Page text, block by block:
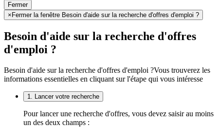
Fermer
× Fermer la fenêtre Besoin d'aide sur la recherche d'offres d'emploi ?
Besoin d'aide sur la recherche d'offres
d'emploi ?
Besoin d'aide sur la recherche d'offres d'emploi ?Vous trouverez les
informations essentielles en cliquant sur l'étape qui vous intéresse
1. Lancer votre recherche
Pour lancer une recherche d'offres, vous devez saisir au moins
un des deux champs :